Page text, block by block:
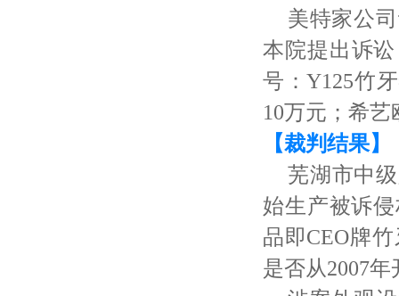
美特家公
本院提出诉
号：Y125竹
10万元；希
【裁判结果】
芜湖市中
始生产被诉
品即CEO牌
是否从2007